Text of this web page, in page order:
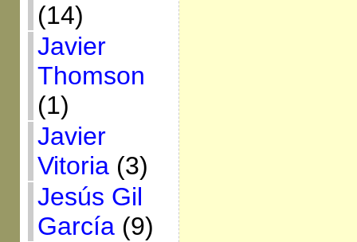
(14)
Javier
Thomson
(1)
Javier
Vitoria(3)
Jesús Gil
García(9)